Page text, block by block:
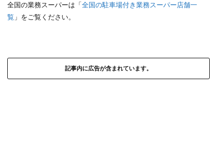
全国の業務スーパーは「全国の駐車場付き業務スーパー店舗一
覧 」をご覧ください。
記事内に広告が含まれています。